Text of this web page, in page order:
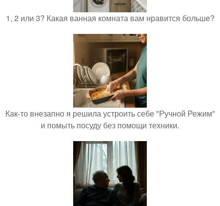
1, 2 или 3? Какая ванная комната вам нравится больше?
Как-то внезапно я решила устроить себе "Ручной Режим"
и помыть посуду без помощи техники.